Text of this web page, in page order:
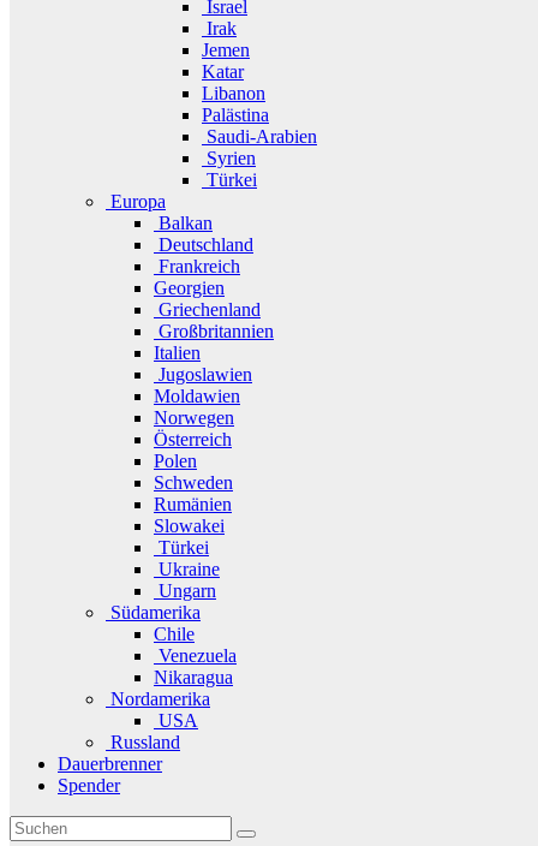
Israel
Irak
Jemen
Katar
Libanon
Palästina
Saudi-Arabien
Syrien
Türkei
Europa
Balkan
Deutschland
Frankreich
Georgien
Griechenland
Großbritannien
Italien
Jugoslawien
Moldawien
Norwegen
Österreich
Polen
Schweden
Rumänien
Slowakei
Türkei
Ukraine
Ungarn
Südamerika
Chile
Venezuela
Nikaragua
Nordamerika
USA
Russland
Dauerbrenner
Spender